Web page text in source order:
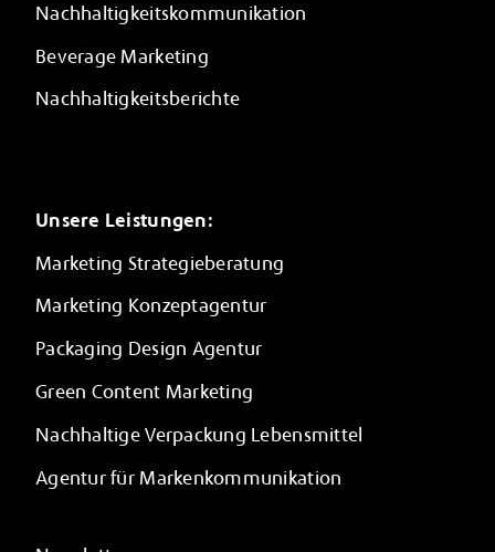
Nachhaltigkeitskommunikation
Beverage Marketing
Nachhaltigkeitsberichte
Unsere Leistungen:
Marketing Strategieberatung
Marketing Konzeptagentur
Packaging Design Agentur
Green Content Marketing
Nachhaltige Verpackung Lebensmittel
Agentur für Markenkommunikation